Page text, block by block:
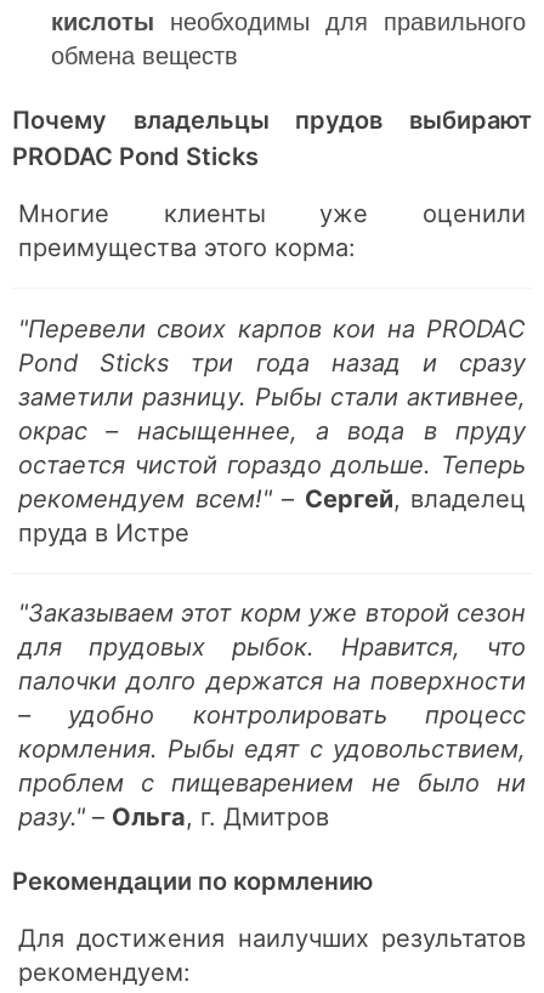
кислоты необходимы для правильного
обмена веществ
Почему владельцы прудов выбирают
PRODAC Pond Sticks
Многие клиенты уже оценили
преимущества этого корма:
"Перевели своих карпов кои на PRODAC
Pond Sticks три года назад и сразу
заметили разницу. Рыбы стали активнее,
окрас – насыщеннее, а вода в пруду
остается чистой гораздо дольше. Теперь
рекомендуем всем!"– Сергей, владелец
пруда в Истре
"Заказываем этот корм уже второй сезон
для прудовых рыбок. Нравится, что
палочки долго держатся на поверхности
– удобно контролировать процесс
кормления. Рыбы едят с удовольствием,
проблем с пищеварением не было ни
разу." – Ольга, г. Дмитров
Рекомендации по кормлению
Для достижения наилучших результатов
рекомендуем: